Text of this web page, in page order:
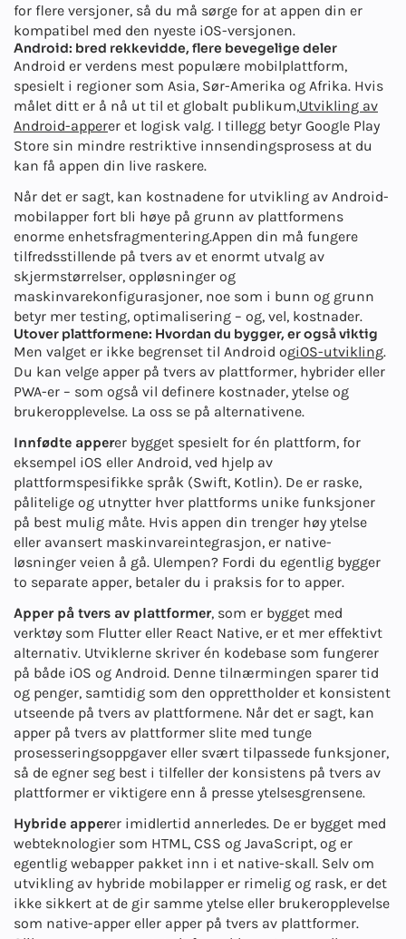
for flere versjoner, så du må sørge for at appen din er
kompatibel med den nyeste iOS-versjonen.
Android: bred rekkevidde, flere bevegelige deler
Android er verdens mest populære mobilplattform,
spesielt i regioner som Asia, Sør-Amerika og Afrika. Hvis
målet ditt er å nå ut til et globalt publikum,Utvikling av
Android-apperer et logisk valg. I tillegg betyr Google Play
Store sin mindre restriktive innsendingsprosess at du
kan få appen din live raskere.
Når det er sagt, kan kostnadene for utvikling av Android-
mobilapper fort bli høye på grunn av plattformens
enorme enhetsfragmentering.Appen din må fungere
tilfredsstillende på tvers av et enormt utvalg av
skjermstørrelser, oppløsninger og
maskinvarekonfigurasjoner, noe som i bunn og grunn
betyr mer testing, optimalisering – og, vel, kostnader.
Utover plattformene: Hvordan du bygger, er også viktig
Men valget er ikke begrenset til Android ogiOS-utvikling.
Du kan velge apper på tvers av plattformer, hybrider eller
PWA-er – som også vil definere kostnader, ytelse og
brukeropplevelse. La oss se på alternativene.
Innfødte apperer bygget spesielt for én plattform, for
eksempel iOS eller Android, ved hjelp av
plattformspesifikke språk (Swift, Kotlin). De er raske,
pålitelige og utnytter hver plattforms unike funksjoner
på best mulig måte. Hvis appen din trenger høy ytelse
eller avansert maskinvareintegrasjon, er native-
løsninger veien å gå. Ulempen? Fordi du egentlig bygger
to separate apper, betaler du i praksis for to apper.
Apper på tvers av plattformer, som er bygget med
verktøy som Flutter eller React Native, er et mer effektivt
alternativ. Utviklerne skriver én kodebase som fungerer
på både iOS og Android. Denne tilnærmingen sparer tid
og penger, samtidig som den opprettholder et konsistent
utseende på tvers av plattformene. Når det er sagt, kan
apper på tvers av plattformer slite med tunge
prosesseringsoppgaver eller svært tilpassede funksjoner,
så de egner seg best i tilfeller der konsistens på tvers av
plattformer er viktigere enn å presse ytelsesgrensene.
Hybride apperer imidlertid annerledes. De er bygget med
webteknologier som HTML, CSS og JavaScript, og er
egentlig webapper pakket inn i et native-skall. Selv om
utvikling av hybride mobilapper er rimelig og rask, er det
ikke sikkert at de gir samme ytelse eller brukeropplevelse
som native-apper eller apper på tvers av plattformer.